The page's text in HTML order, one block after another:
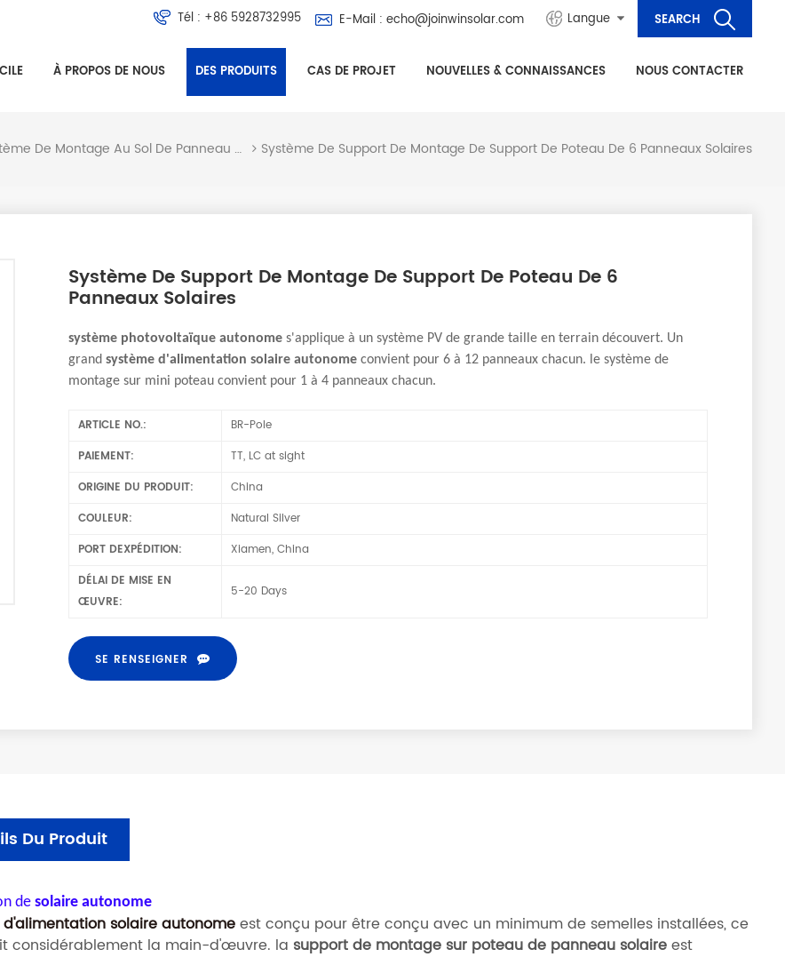
Langue
Tél : +86 5928732995 E-Mail : echo@joinwinsolar.com
À PROPOS DE NOUS DES PRODUITS CAS DE PROJET NOUVELLES & CONNAISSANCES NOUS CONTACTER
Système De Montage Au Sol De Panneau Solaire Système De Support De Montage De Support De Poteau De 6 Panneaux Solaires
Système De Support De Montage De Support De Poteau De 6
Panneaux Solaires
système photovoltaïque autonome s'applique à un système PV de grande taille en terrain découvert. Un
grand système d'alimentation solaire autonome convient pour 6 à 12 panneaux chacun. le système de
montage sur mini poteau convient pour 1 à 4 panneaux chacun.
ARTICLE NO.:
BR-Pole
PAIEMENT:
TT, LC at sight
ORIGINE DU PRODUIT:
China
COULEUR:
Natural Silver
PORT DEXPÉDITION:
Xiamen, China
DÉLAI DE MISE EN
ŒUVRE:
5-20 Days
SE RENSEIGNER
Du Produit
desolaire autonome
d'alimentation solaire autonomeest conçu pour être conçu avec un minimum de semelles installées, ce
considérablement la main-d'œuvre. la support de montage sur poteau de panneau solaireest